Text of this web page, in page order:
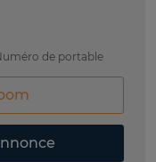
de portable